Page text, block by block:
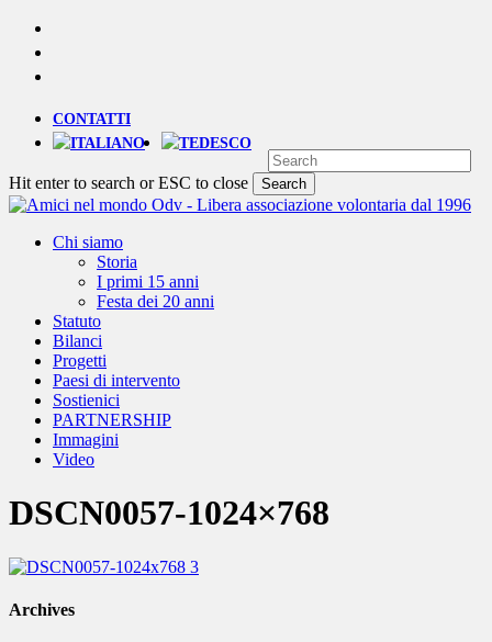
Skip
content
CONTATTI
Hit enter to search or ESC to close Search
Close
Menu
Chi siamo
Storia
I primi 15 anni
Festa dei 20 anni
Statuto
Bilanci
Progetti
Paesi di intervento
Sostienici
PARTNERSHIP
Immagini
Video
DSCN0057-1024×768
Archives